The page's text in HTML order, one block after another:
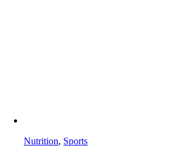
Nutrition, Sports